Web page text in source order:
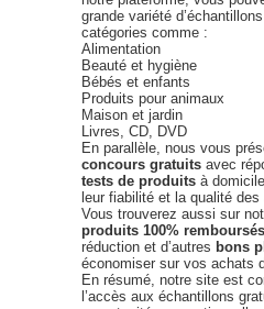
grande variété
catégories comme :
Alimentation
Beauté et hygiène
Bébés et enfants
Produits pour animaux
Maison et jardin
Livres, CD, DVD
En parallèle, nous vous
concours gratuits avec
tests de produits à
leur fiabilité et la qualité des
Vous trouverez aussi sur
produits 100% remboursés
réduction et d’autres bons
économiser sur vos achats
En résumé, notre site est
l’accès aux échantillons